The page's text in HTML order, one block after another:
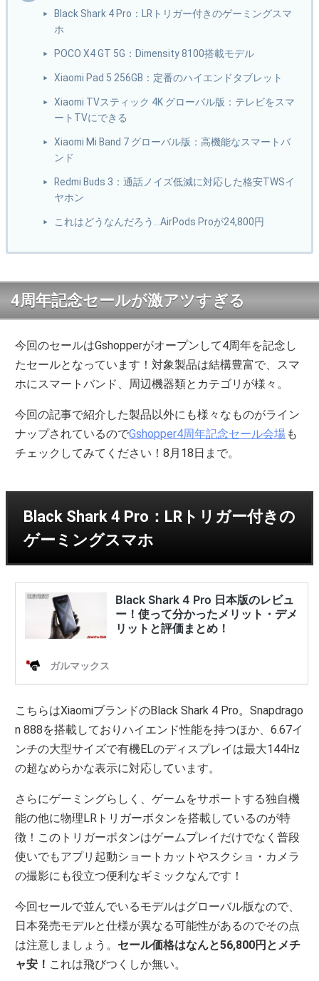
Black Shark 4 Pro：LRトリガー付きのゲーミングスマ
ホ
POCO X4 GT 5G：Dimensity 8100搭載モデル
Xiaomi Pad 5 256GB：定番のハイエンドタブレット
Xiaomi TVスティック 4K グローバル版：テレビをスマ
ートTVにできる
Xiaomi Mi Band 7 グローバル版：高機能なスマートバ
ンド
Redmi Buds 3：通話ノイズ低減に対応した格安TWSイ
ヤホン
これはどうなんだろう…AirPods Proが24,800円
4周年記念セールが激アツすぎる
今回のセールはGshopperがオープンして4周年を記念し
たセールとなっています！対象製品は結構豊富で、スマ
ホにスマートバンド、周辺機器類とカテゴリが様々。
今回の記事で紹介した製品以外にも様々なものがライン
ナップされているのでGshopper4周年記念セール会場 も
チェックしてみてください！8月18日まで。
Black Shark 4 Pro：LRトリガー付きの
ゲーミングスマホ
こちらはXiaomiブランドのBlack Shark 4 Pro。Snapdrago
n 888を搭載しておりハイエンド性能を持つほか、6.67イ
ンチの大型サイズで有機ELのディスプレイは最大144Hz
の超なめらかな表示に対応しています。
さらにゲーミングらしく、ゲームをサポートする独自機
能の他に物理LRトリガーボタンを搭載しているのが特
徴！このトリガーボタンはゲームプレイだけでなく普段
使いでもアプリ起動ショートカットやスクショ・カメラ
の撮影にも役立つ便利なギミックなんです！
今回セールで並んでいるモデルはグローバル版なので、
日本発売モデルと仕様が異なる可能性があるのでその点
は注意しましょう。 セール価格はなんと56,800円とメチ
ャ安！ これは飛びつくしか無い。